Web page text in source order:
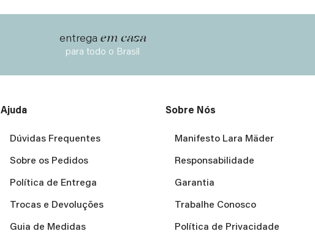
entrega em casa
para todo o Brasil
Ajuda
Dúvidas Frequentes
Sobre os Pedidos
Política de Entrega
Trocas e Devoluções
Guia de Medidas
Sobre Nós
Manifesto Lara Mäder
Responsabilidade
Garantia
Trabalhe Conosco
Política de Privacidade